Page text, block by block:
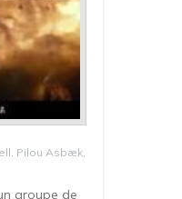
Pilou Asbæk,
groupe de